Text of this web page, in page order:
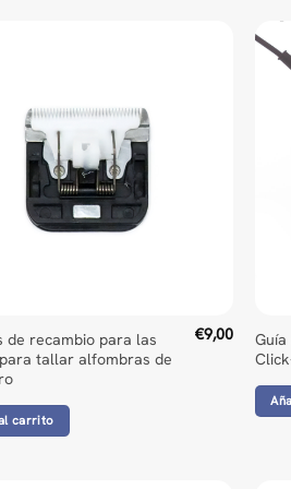
de recambio para las
tallar alfombras de
€9,00
carrito